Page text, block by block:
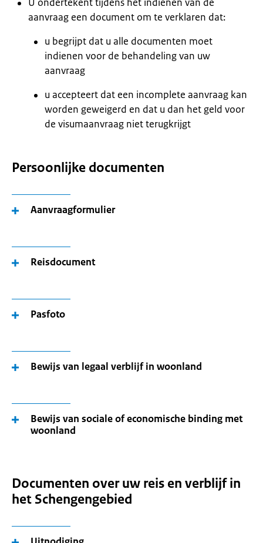
aanvraag een document om te verklaren dat:
u begrijpt dat u alle documenten moet
indienen voor de behandeling van uw
aanvraag
u accepteert dat een incomplete aanvraag kan
worden geweigerd en dat u dan het geld voor
de visumaanvraag niet terugkrijgt
Persoonlijke documenten
Aanvraagformulier
Reisdocument
Pasfoto
Bewijs van legaal verblijf in woonland
Bewijs van sociale of economische binding met
woonland
Documenten over uw reis en verblijf in
het Schengengebied